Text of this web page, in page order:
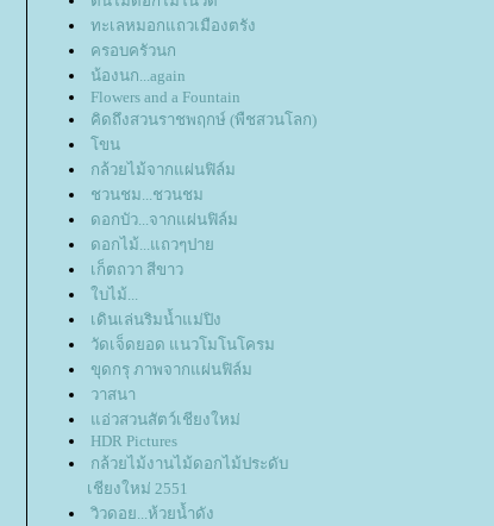
ทะเลหมอกแถวเมืองตรัง
ครอบครัวนก
น้องนก...again
Flowers and a Fountain
คิดถึงสวนราชพฤกษ์ (พืชสวนโลก)
ขน
กล้วยไม้จากแผ่นฟิล์ม
ชวนชม...ชวนชม
ดอกบัว...จากแผ่นฟิล์ม
ดอกไม้...แถวๆปา
เก็ตถวา สีขาว
บไม้...
เดินเล่นริมน้ำแม่ปิง
วัดเจ็ดยอด แนวโมโนโครม
ขุดกรุ ภาพจากแผ่นฟิล์ม
วาสนา
อ่วสวนสัตว์เชียงใหม่
HDR Pictures
กล้วยไม้งานไม้ดอกไม้ประดับ
เชียงใหม่ 2551
วิวดอย...ห้วยน้ำดัง